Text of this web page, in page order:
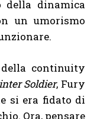
della dinamica
un umorismo
continuity
Soldier, Fury
si era fidato di
Ora, pensare